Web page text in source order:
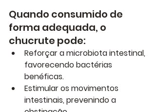
Quando consumido de
forma adequada, o
chucrute pode:
Reforçar a microbiota intestinal,
favorecendo bactérias
benéficas.
Estimular os movimentos
intestinais, prevenindo a